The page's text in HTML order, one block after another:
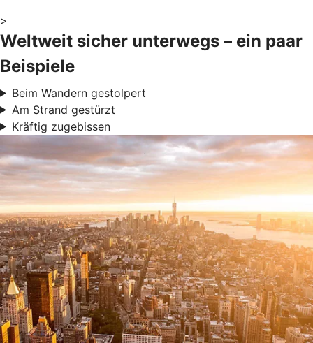
>
Weltweit sicher unterwegs – ein paar
Beispiele
Beim Wandern gestolpert
Am Strand gestürzt
Kräftig zugebissen